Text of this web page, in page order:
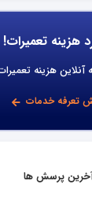
هزینه تعمیرات!
هزینه
تعرفه خدمات
پرسش ها